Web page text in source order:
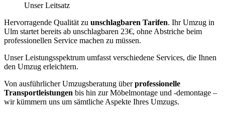
Unser Leitsatz
Hervorragende Qualität zu unschlagbaren Tarifen. Ihr Umzug in
Ulm startet bereits ab unschlagbaren 23€, ohne Abstriche beim
professionellen Service machen zu müssen.
Unser Leistungsspektrum umfasst verschiedene Services, die Ihnen
den Umzug erleichtern.
Von ausführlicher Umzugsberatung überprofessionelle
Transportleistungen bis hin zur Möbelmontage und -demontage –
wir kümmern uns um sämtliche Aspekte Ihres Umzugs.